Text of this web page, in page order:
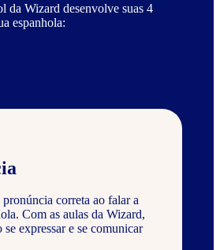
da Wizard desenvolve suas 4
espanhola:
correta ao falar a
Com as aulas da Wizard,
se expressar e se comunicar